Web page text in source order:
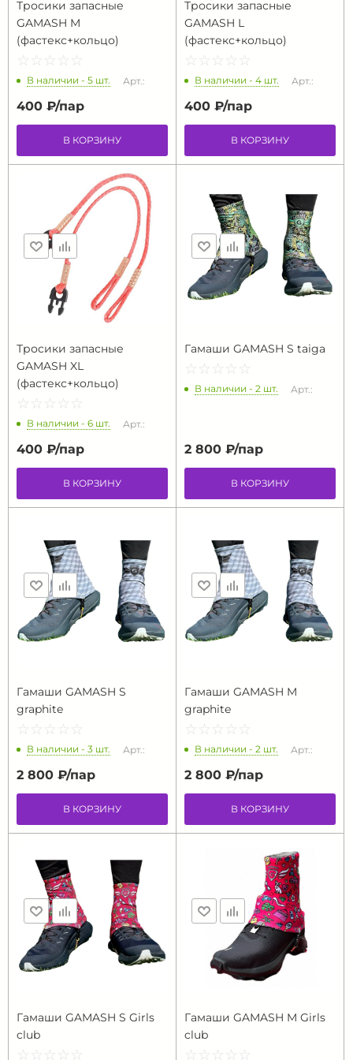
Тросики запасные
GAMASH M
(фастекс+кольцо)
☆ ☆ ☆ ☆ ☆
★ ★ ★ ★ ★
В наличии - 5 шт. Арт.:
400 ₽/пар
В КОРЗИНУ
Тросики запасные
GAMASH L
(фастекс+кольцо)
☆ ☆ ☆ ☆ ☆
★ ★ ★ ★ ★
В наличии - 4 шт. Арт.:
400 ₽/пар
В КОРЗИНУ
Тросики запасные
GAMASH XL
(фастекс+кольцо)
☆ ☆ ☆ ☆ ☆
★ ★ ★ ★ ★
В наличии - 6 шт. Арт.:
400 ₽/пар
В КОРЗИНУ
Гамаши GAMASH S taiga
☆ ☆ ☆ ☆ ☆
★ ★ ★ ★ ★
В наличии - 2 шт. Арт.:
2 800 ₽/пар
В КОРЗИНУ
Гамаши GAMASH S
graphite
☆ ☆ ☆ ☆ ☆
★ ★ ★ ★ ★
В наличии - 3 шт. Арт.:
2 800 ₽/пар
В КОРЗИНУ
Гамаши GAMASH M
graphite
☆ ☆ ☆ ☆ ☆
★ ★ ★ ★ ★
В наличии - 2 шт. Арт.:
2 800 ₽/пар
В КОРЗИНУ
Гамаши GAMASH S Girls
club
☆ ☆ ☆ ☆ ☆
★ ★ ★ ★ ★
Гамаши GAMASH M Girls
club
☆ ☆ ☆ ☆ ☆
★ ★ ★ ★ ★